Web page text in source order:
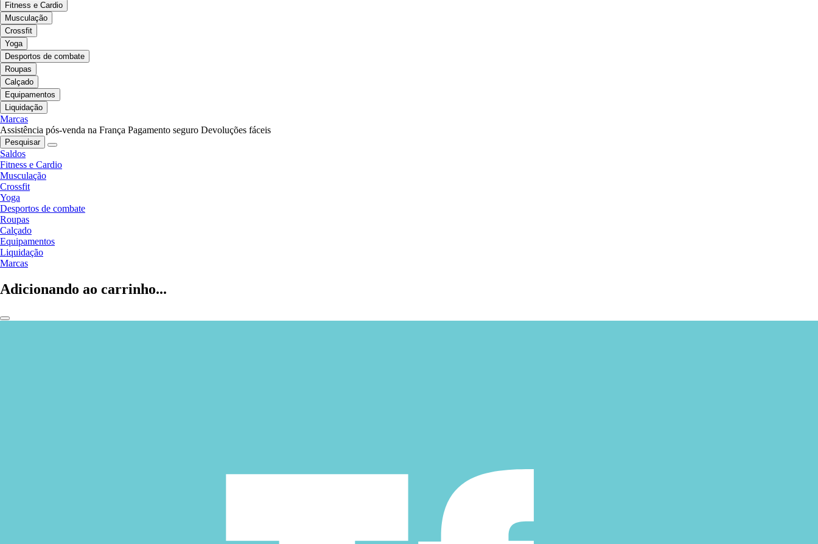
Fitness e Cardio
Musculação
Crossfit
Yoga
Desportos de combate
Roupas
Calçado
Equipamentos
Liquidação
Marcas
Assistência pós-venda na França Pagamento seguro Devoluções fáceis
Pesquisar
Saldos
Fitness e Cardio
Musculação
Crossfit
Yoga
Desportos de combate
Roupas
Calçado
Equipamentos
Liquidação
Marcas
Adicionando ao carrinho...